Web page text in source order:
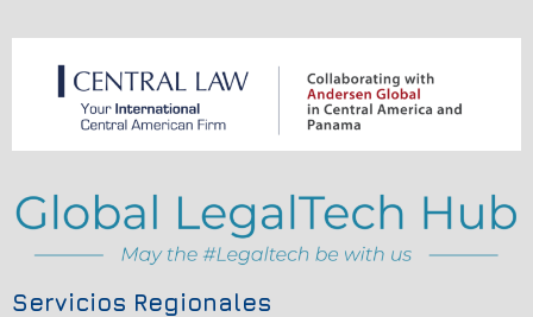
Servicios Regionales